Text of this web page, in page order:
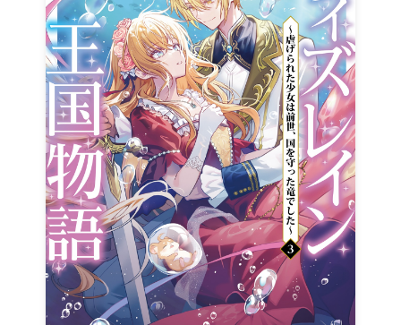
採用情報
アクセス
オーバーラップホールディングス
お問い合わせはこちら
オーバーラップノベルス
オーバーラップノベルスf
ロサージュノベルス